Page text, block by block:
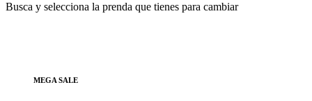
Busca y selecciona la prenda que tienes para cambiar
MEGA SALE